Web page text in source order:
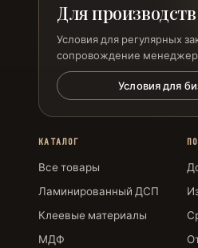
Для
Условия для регулярных
сопровождение
Условия для
КАТАЛОГ
Все товары
Ламинированный ДСП
Клеевые материалы
МДФ